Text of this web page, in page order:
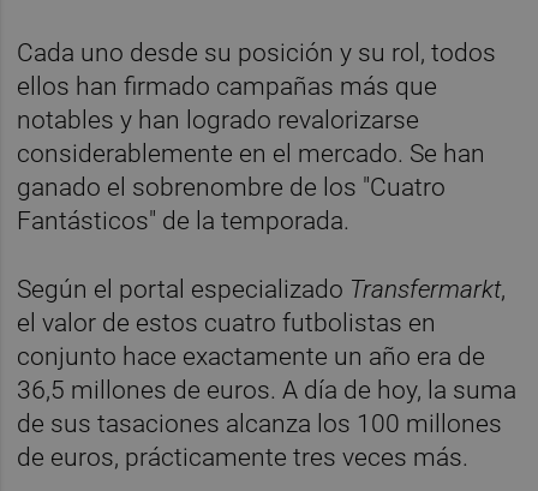
Cada uno desde su posición y su rol, todos
ellos han firmado campañas más que
notables y han logrado revalorizarse
considerablemente en el mercado. Se han
ganado el sobrenombre de los "Cuatro
Fantásticos" de la temporada.
Según el portal especializado Transfermarkt,
el valor de estos cuatro futbolistas en
conjunto hace exactamente un año era de
36,5 millones de euros. A día de hoy, la suma
de sus tasaciones alcanza los 100 millones
de euros, prácticamente tres veces más.